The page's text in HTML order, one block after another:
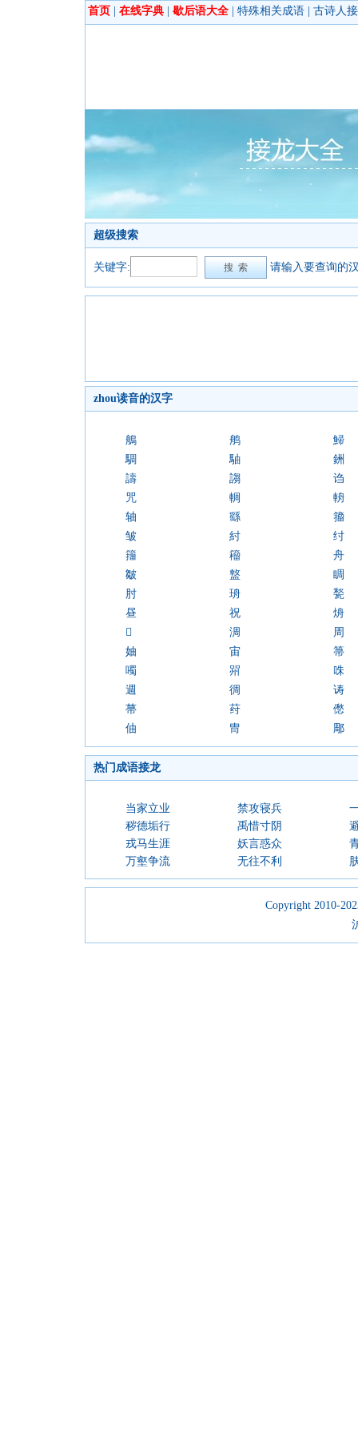
首页 在线字典 歇后语大全 特殊相关成语 古诗人
超级搜索
关键字: 请输入要查询的
zhou读音的汉字
鵃 鸼
鯞
騆
駎
銂
譸
謅
诌
咒
輖
輈
轴
繇
籀
皱
紂
纣
籒
籕
舟
皺
盩
睭
肘
珘
甃
昼
祝
烐

淍
周
妯
宙
箒
噣
喌
咮
週
徟
诪
菷
荮
僽
伷
冑 郮
热门成语接龙
当家立业 禁攻寝兵
秽德垢行
禹惜寸阴
戎马生涯
妖言惑众
万壑争流
无往不利
Copyright 2010-